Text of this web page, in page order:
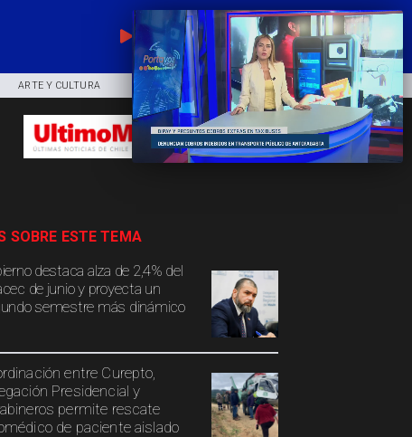
EN VIVO
ARTE Y CULTURA COMUNIDAD DEPORTES
destaca alza de 2,4% del
de junio y proyecta un
semestre más dinámico
entre Curepto,
Presidencial y
permite rescate
de paciente aislado
SOBRE ESTE TEMA